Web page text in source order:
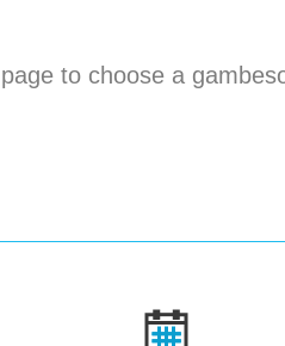
page to choose a